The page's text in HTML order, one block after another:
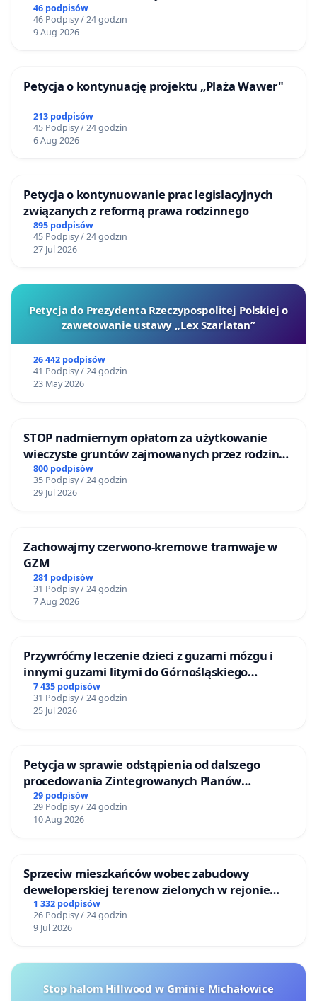
Stawów i na Lotnisku Muchowiec
46 podpisów
46 Podpisy / 24 godzin
9 Aug 2026
Petycja o kontynuację projektu „Plaża Wawer"
213 podpisów
45 Podpisy / 24 godzin
6 Aug 2026
Petycja o kontynuowanie prac legislacyjnych
związanych z reformą prawa rodzinnego
895 podpisów
45 Podpisy / 24 godzin
27 Jul 2026
Petycja do Prezydenta Rzeczypospolitej Polskiej o
zawetowanie ustawy „Lex Szarlatan”
26 442 podpisów
41 Podpisy / 24 godzin
23 May 2026
STOP nadmiernym opłatom za użytkowanie
wieczyste gruntów zajmowanych przez rodzinne
ogrody działkowe.
800 podpisów
35 Podpisy / 24 godzin
29 Jul 2026
Zachowajmy czerwono-kremowe tramwaje w
GZM
281 podpisów
31 Podpisy / 24 godzin
7 Aug 2026
Przywróćmy leczenie dzieci z guzami mózgu i
innymi guzami litymi do Górnośląskiego
Centrum Zdrowia Dziecka w Katowicach
7 435 podpisów
31 Podpisy / 24 godzin
25 Jul 2026
Petycja w sprawie odstąpienia od dalszego
procedowania Zintegrowanych Planów
Inwestycyjnych „Myślenice – Barnasiówka” oraz
„Myślenice – Bukówka”
29 podpisów
29 Podpisy / 24 godzin
10 Aug 2026
Sprzeciw mieszkańców wobec zabudowy
deweloperskiej terenow zielonych w rejonie
Bulwarów Straceńskich w Bielsku-Białej
1 332 podpisów
26 Podpisy / 24 godzin
9 Jul 2026
Stop halom Hillwood w Gminie Michałowice